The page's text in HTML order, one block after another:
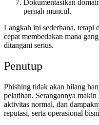
Dokumentasikan
pernah muncul.
Langkah ini sederhana, tetapi
cepat membedakan mana
ditangani serius.
Penutup
Phishing tidak akan hilang
pelatihan. Serangannya
aktivitas normal, dan
reputasi, serta operasional